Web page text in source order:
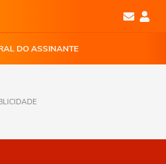
DO ASSINANTE